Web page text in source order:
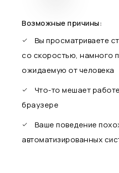
Возможные причины:
Вы просматриваете
со скоростью, намного
ожидаемую от человека
Что-то мешает
браузере
Ваше поведение
автоматизированных